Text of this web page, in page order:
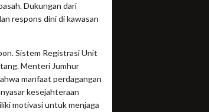
Dukungan dari
respons dini di kawasan
Sistem Registrasi Unit
Menteri Jumhur
manfaat perdagangan
kesejahteraan
motivasi untuk menjaga